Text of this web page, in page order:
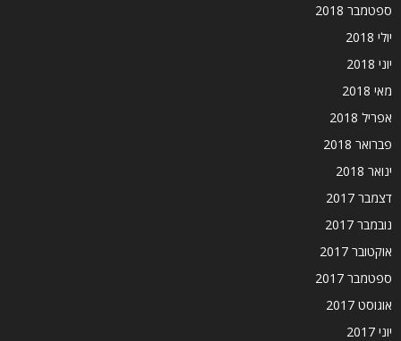
ספטמבר 2018
יולי 2018
יוני 2018
מאי 2018
אפריל 2018
פברואר 2018
ינואר 2018
דצמבר 2017
נובמבר 2017
אוקטובר 2017
ספטמבר 2017
אוגוסט 2017
יוני 2017